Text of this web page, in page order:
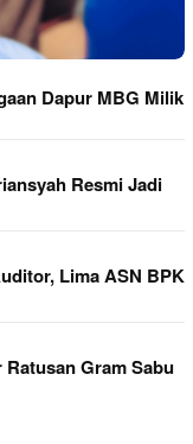
Dapur MBG Milik
Resmi Jadi
Lima ASN BPK
Gram Sabu